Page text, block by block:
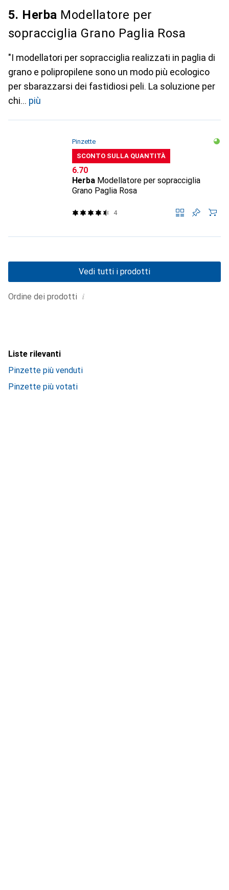
5. Herba Modellatore per
sopracciglia Grano Paglia Rosa
"I modellatori per sopracciglia realizzati in paglia di
grano e polipropilene sono un modo più ecologico
per sbarazzarsi dei fastidiosi peli. La soluzione per
chi
più
Pinzette
SCONTO SULLA QUANTITÀ
CHF
6.70
Herba Modellatore per sopracciglia
Grano Paglia Rosa
4
Ordine dei prodotti i
Vedi tutti i prodotti
Liste rilevanti
Pinzette più venduti
Pinzette più votati